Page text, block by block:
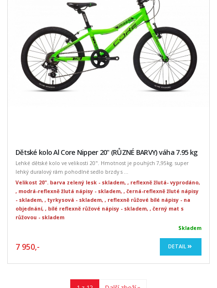
Dětské kolo Al Core Nipper 20" (RŮZNÉ BARVY) váha 7.95 kg
Lehké dětské kolo ve velikosti 20". Hmotnost je pouhých 7,95kg. super
lehký duralový rám pohodlné sedlo brzdy s ...
Velikost 20". barva zelený lesk - skladem, , reflexně žlutá- vyprodáno,
, modrá-reflexně žlutá nápisy - skladem, , černá-reflexně žluté nápisy
- skladem, , tyrkysová - skladem, , reflexně růžové bílé nápisy - na
objednání, , bílé reflexně růžové nápisy - skladem, , černý mat s
růžovou - skladem
Skladem
7 950,- DETAIL